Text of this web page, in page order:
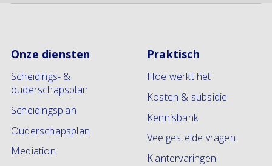
Onze diensten
Scheidings- &
ouderschapsplan
Scheidingsplan
Ouderschapsplan
Mediation
Praktisch
Hoe werkt het
Kosten & subsidie
Kennisbank
Veelgestelde vragen
Klantervaringen